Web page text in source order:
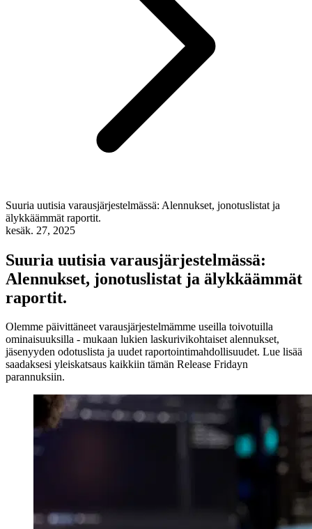
Suuria uutisia varausjärjestelmässä: Alennukset, jonotuslistat ja
älykkäämmät raportit.
kesäk. 27, 2025
Suuria uutisia varausjärjestelmässä:
Alennukset, jonotuslistat ja älykkäämmät
raportit.
Olemme päivittäneet varausjärjestelmämme useilla toivotuilla
ominaisuuksilla - mukaan lukien laskurivikohtaiset alennukset,
jäsenyyden odotuslista ja uudet raportointimahdollisuudet. Lue lisää
saadaksesi yleiskatsaus kaikkiin tämän Release Fridayn
parannuksiin.